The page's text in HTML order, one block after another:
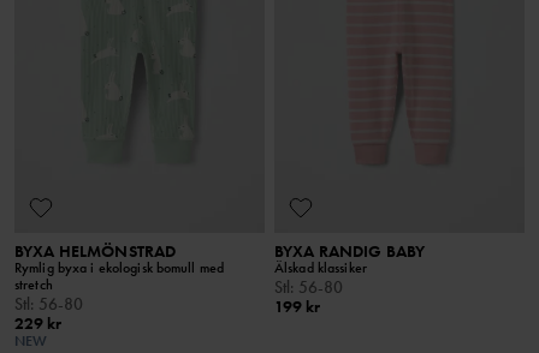
BYXA HELMÖNSTRAD
Rymlig byxa i ekologisk bomull med
stretch
Stl : 56-80
229 kr
NEW
BYXA RANDIG BABY
Älskad klassiker
Stl : 56-80
199 kr